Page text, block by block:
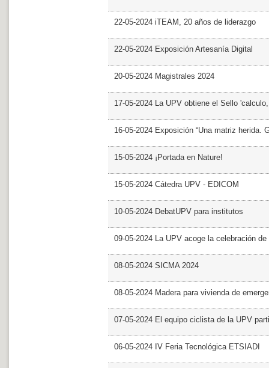
22-05-2024 iTEAM, 20 años de liderazgo
22-05-2024 Exposición Artesanía Digital
20-05-2024 Magistrales 2024
17-05-2024 La UPV obtiene el Sello
16-05-2024 Exposición “Una matriz herida.
15-05-2024 ¡Portada en Nature!
15-05-2024 Cátedra UPV - EDICOM
10-05-2024 DebatUPV para institutos
09-05-2024 La UPV acoge la celebración
08-05-2024 SICMA 2024
08-05-2024 Madera para vivienda de
07-05-2024 El equipo ciclista de la UPV
06-05-2024 IV Feria Tecnológica ETSIADI